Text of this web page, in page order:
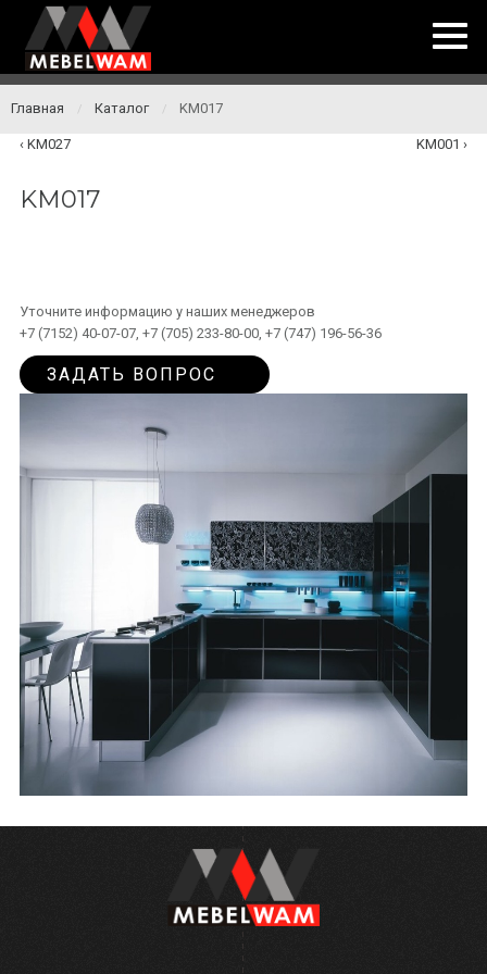
Главная / Каталог / KM017
KM027 KM001
KM017
Уточните информацию у наших менеджеров
+7 (7152) 40-07-07, +7 (705) 233-80-00, +7 (747) 196-56-36
ЗАДАТЬ ВОПРОС